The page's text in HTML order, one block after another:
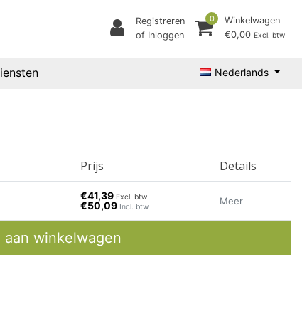
Registreren
of Inloggen
0
Winkelwagen
€0,00 Excl. btw
Nederlands
Prijs Details
€41,39 Excl. btw
€50,09 Incl. btw
Meer
aan winkelwagen